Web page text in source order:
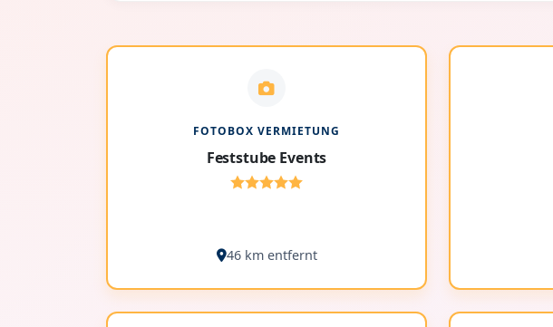
FOTOBOX VERMIETUNG
Feststube Events
46 km entfernt